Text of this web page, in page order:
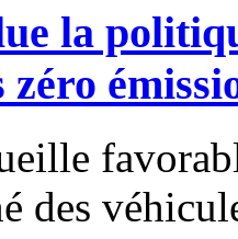
la
zéro
des